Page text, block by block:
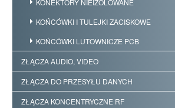
KONEKTORY NIEIZOLOWANE
KOŃCÓWKI I TULEJKI ZACISKOWE
KOŃCÓWKI LUTOWNICZE PCB
ZŁĄCZA AUDIO, VIDEO
ZŁĄCZA DO PRZESYŁU DANYCH
ZŁĄCZA KONCENTRYCZNE RF